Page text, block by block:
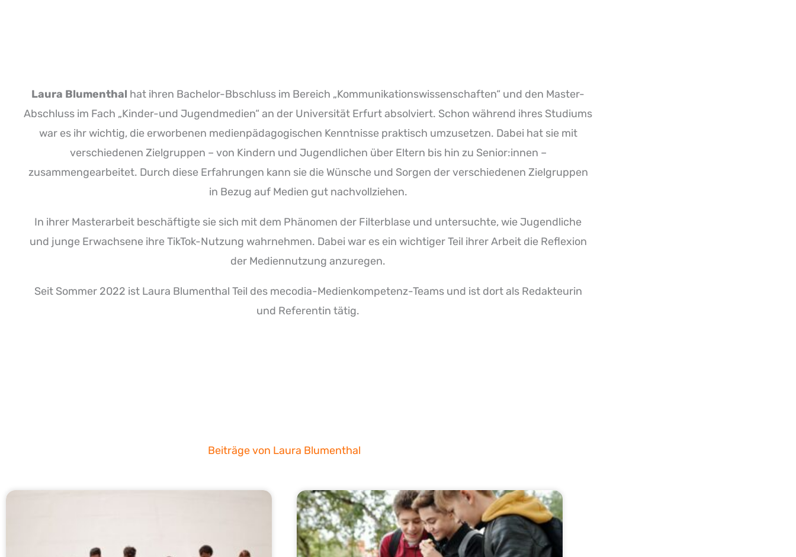
Laura Blumenthal hat ihren Bachelor-Bbschluss im Bereich „Kommunikationswissenschaften“ und den Master-
Abschluss im Fach „Kinder-und Jugendmedien“ an der Universität Erfurt absolviert. Schon während ihres Studiums
war es ihr wichtig, die erworbenen medienpädagogischen Kenntnisse praktisch umzusetzen. Dabei hat sie mit
verschiedenen Zielgruppen – von Kindern und Jugendlichen über Eltern bis hin zu Senior:innen –
zusammengearbeitet. Durch diese Erfahrungen kann sie die Wünsche und Sorgen der verschiedenen Zielgruppen
in Bezug auf Medien gut nachvollziehen.
In ihrer Masterarbeit beschäftigte sie sich mit dem Phänomen der Filterblase und untersuchte, wie Jugendliche
und junge Erwachsene ihreTikTok-Nutzung wahrnehmen. Dabei war es ein wichtiger Teil ihrer Arbeit die Reflexion
der Mediennutzung anzuregen.
Seit Sommer 2022 ist Laura Blumenthal Teil des mecodia-Medienkompetenz-Teams und ist dort als Redakteurin
und Referentin tätig.
Beiträge von Laura Blumenthal